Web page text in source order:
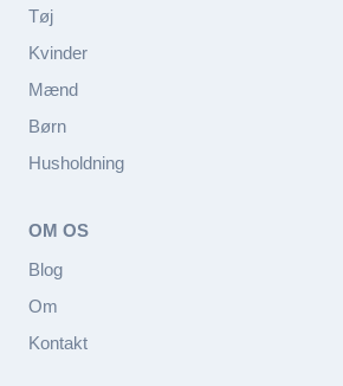
Tøj
Kvinder
Mænd
Børn
Husholdning
OM OS
Blog
Om
Kontakt